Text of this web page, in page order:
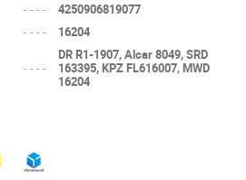
----
4250906819077
---- 16204
----
DR R1-1907, Alcar 8049, SRD
163395, KPZ FL616007, MWD
16204